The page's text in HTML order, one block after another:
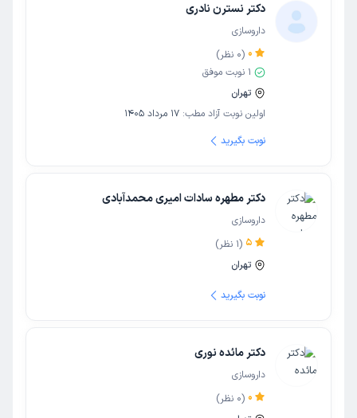
دکتر نسترن نادری
داروسازی
0
(
0 نظر)
1 نوبت موفق
تهران
اولین نوبت آزاد مطب: 17 مرداد 1405
نوبت بگیرید
دکتر مطهره سادات امیری محمدآبادی
داروسازی
5
(
1 نظر)
تهران
نوبت بگیرید
دکتر مائده نوری
داروسازی
0
(
0 نظر)